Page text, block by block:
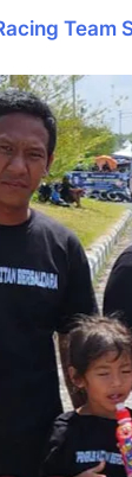
Team